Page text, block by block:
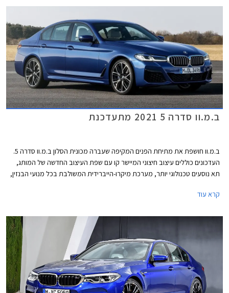
ב.מ.וו סדרה 5 2021 מתעדכנת
ב.מ.וו חושפת את מתיחת הפנים המקיפה שעברה מכונית הסלון ב.מ.וו סדרה 5.
העדכונים כוללים עיצוב חיצוני המיישר קו עם שפת העיצוב החדשה של המותג,
תא נוסעים טכנולוגי יותר, מערכת מיקרו-הייברידית המשולבת בכל מנועי הבנזין,
קרא עוד